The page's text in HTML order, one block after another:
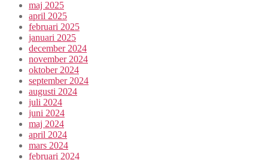
maj 2025
april 2025
februari 2025
januari 2025
december 2024
november 2024
oktober 2024
september 2024
augusti 2024
juli 2024
juni 2024
maj 2024
april 2024
mars 2024
februari 2024